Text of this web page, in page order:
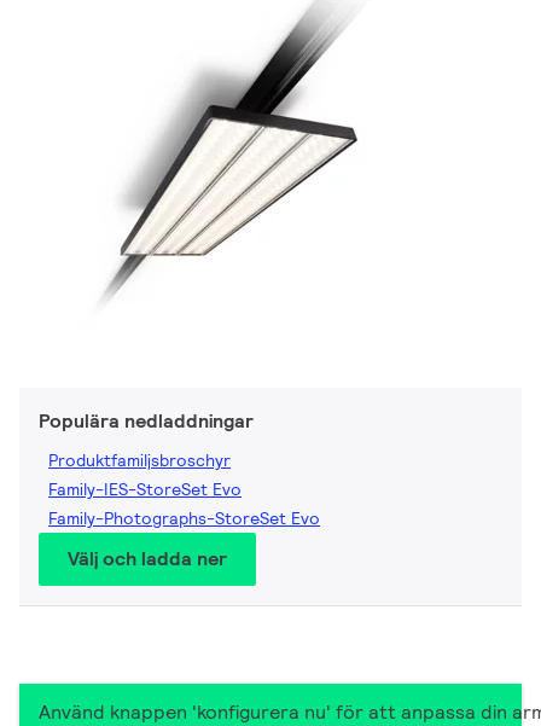
Populära nedladdningar
Produktfamiljsbroschyr
Family-IES-StoreSet Evo
Family-Photographs-StoreSet Evo
Välj och ladda ner
Använd knappen 'konfigurera nu' för att anpassa din